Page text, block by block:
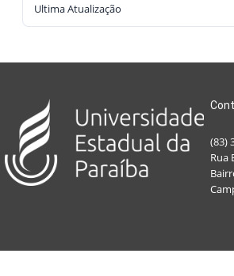
Ultima Atualização
(83)
Rua